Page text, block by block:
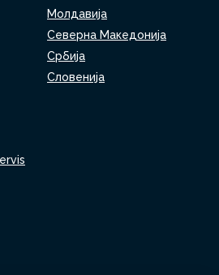
Молдавија
Северна Македонија
Србија
Словенија